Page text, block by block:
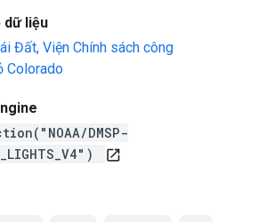
dữ liệu
Đất, Viện Chính sách công
Colorado
DMSP-
open_in_new